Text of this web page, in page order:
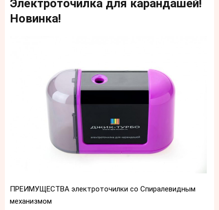
Электроточилка для карандашей!
Новинка!
ПРЕИМУЩЕСТВА электроточилки со Спиралевидным
механизмом